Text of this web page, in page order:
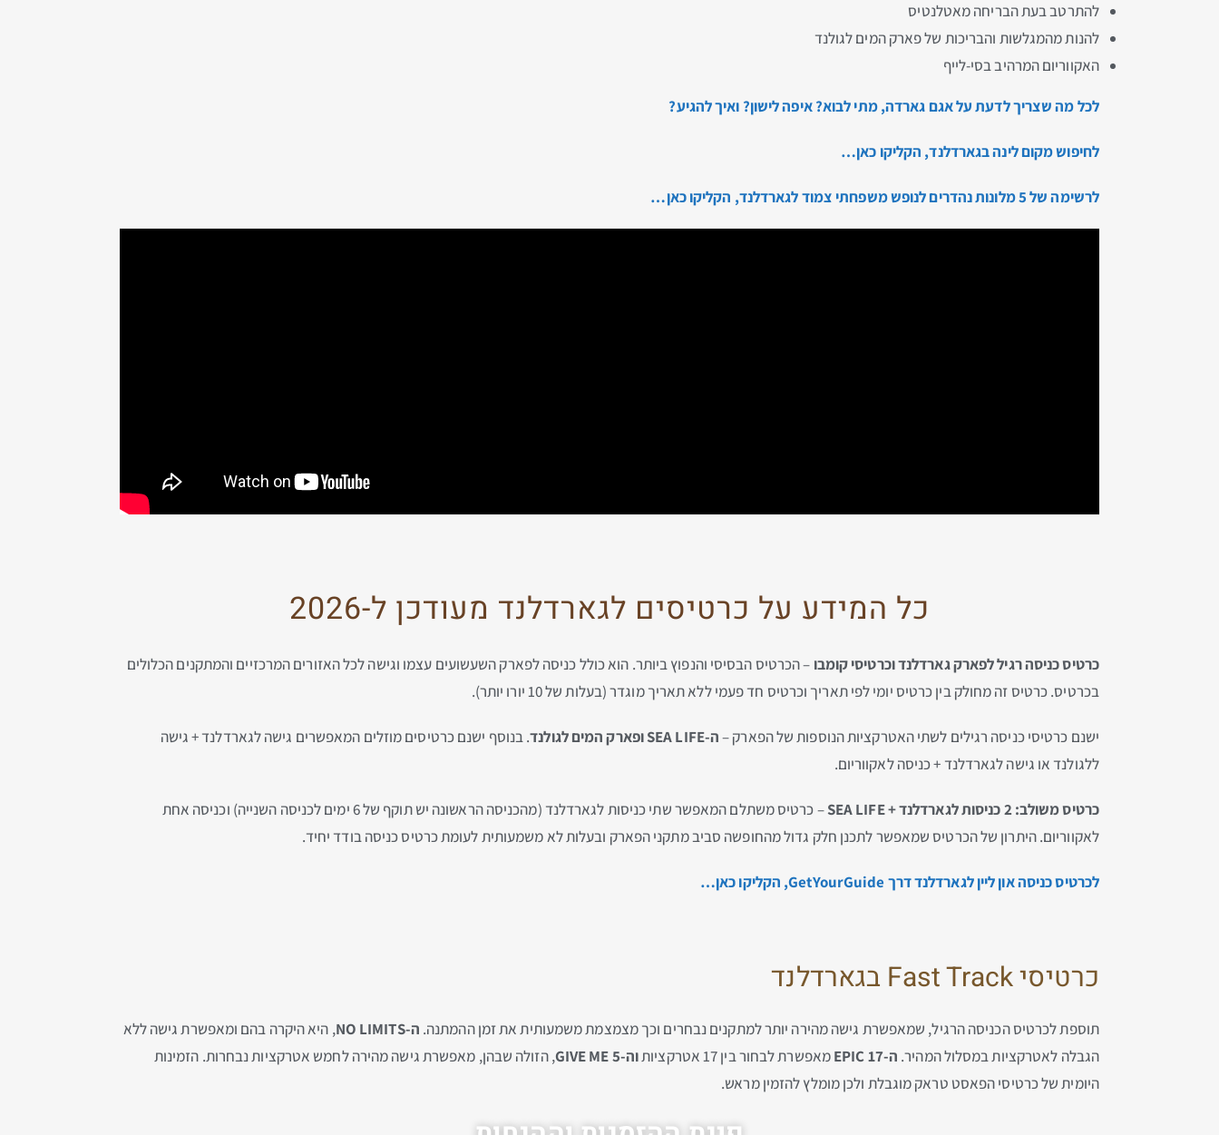
להתרטב בעת הבריחה מאטלנטיס
להנות מהמגלשות והבריכות של פארק המים לגולנד
האקווריום המרהיב בסי-לייף
לכל מה שצריך לדעת על אגם גארדה, מתי לבוא? איפה לישון? ואיך להגיע?
לחיפוש מקום לינה בגארדלנד, הקליקו כאן…
לרשימה של 5 מלונות נהדרים לנופש משפחתי צמוד לגארדלנד, הקליקו כאן…
כל המידע על כרטיסים לגארדלנד מעודכן ל-2026
כרטיס כניסה רגיל לפארק גארדלנד וכרטיסי קומבו – הכרטיס הבסיסי והנפוץ ביותר. הוא כולל כניסה לפארק השעשועים עצמו וגישה לכל האזורים המרכזיים והמתקנים הכלולים
בכרטיס. כרטיס זה מחולק בין כרטיס יומי לפי תאריך וכרטיס חד פעמי ללא תאריך מוגדר (בעלות של 10 יורו יותר).
ישנם כרטיסי כניסה רגילים לשתי האטרקציות הנוספות של הפארק –ה-SEA LIFE ופארק המים לגולנד
. בנוסף ישנם כרטיסים מוזלים המאפשרים גישה לגארדלנד + גישה
ללגולנד או גישה לגארדלנד + כניסה לאקווריום.
כרטיס משולב: 2 כניסות לגארדלנד + SEA LIFE
– כרטיס משתלם המאפשר שתי כניסות לגארדלנד (מהכניסה הראשונה יש תוקף של 6 ימים לכניסה השנייה) וכניסה אחת
לאקווריום. היתרון של הכרטיס שמאפשר לתכנן חלק גדול מהחופשה סביב מתקני הפארק ובעלות לא משמעותית לעומת כרטיס כניסה בודד יחיד.
לכרטיס כניסה און ליין לגארדלנד דרך GetYourGuide, הקליקו כאן…
כרטיסי Fast Track בגארדלנד
תוספת לכרטיס הכניסה הרגיל, שמאפשרת גישה מהירה יותר למתקנים נבחרים וכך מצמצמת משמעותית את זמן ההמתנה. ה-NO LIMITS
, היא היקרה בהם ומאפשרת גישה ללא
הגבלה לאטרקציות במסלול המהיר. ה-EPIC 17 מאפשרת לבחור בין 17 אטרקציות וה-GIVE ME 5
, הזולה שבהן, מאפשרת גישה מהירה לחמש אטרקציות נבחרות. הזמינות
היומית של כרטיסי הפאסט טראק מוגבלת ולכן מומלץ להזמין מראש.